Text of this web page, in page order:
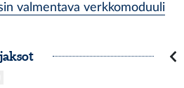
valmentava verkkomoduuli